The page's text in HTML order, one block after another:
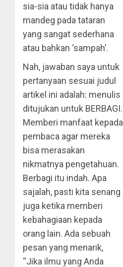
sia-sia atau tidak hanya
mandeg pada tataran
yang sangat sederhana
atau bahkan ‘sampah’.
Nah, jawaban saya untuk
pertanyaan sesuai judul
artikel ini adalah: menulis
ditujukan untuk BERBAGI.
Memberi manfaat kepada
pembaca agar mereka
bisa merasakan
nikmatnya pengetahuan.
Berbagi itu indah. Apa
sajalah, pasti kita senang
juga ketika memberi
kebahagiaan kepada
orang lain. Ada sebuah
pesan yang menarik,
“Jika ilmu yang Anda